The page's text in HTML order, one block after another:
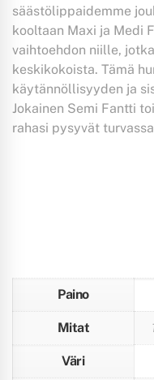
säästölippaidemme
kooltaan Maxi ja Medi
vaihtoehdon niille,
keskikokoista. Tämä
käytännöllisyyden ja
Jokainen Semi Fantti
rahasi pysyvät
Paino
Mitat
Väri